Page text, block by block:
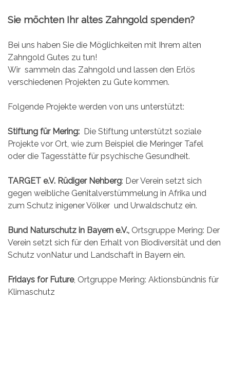
Sie möchten Ihr altes Zahngold spenden?
Bei uns haben Sie die Möglichkeiten mit Ihrem alten
Zahngold Gutes zu tun!
Wir sammeln das Zahngold und lassen den Erlös
verschiedenen Projekten zu Gute kommen.
Folgende Projekte werden von uns unterstützt:
Stiftung für Mering: Die Stiftung unterstützt soziale
Projekte vor Ort, wie zum Beispiel die Meringer Tafel
oder die Tagesstätte für psychische Gesundheit.
TARGET e.V. Rüdiger Nehberg: Der Verein setzt sich
gegen weibliche Genitalverstümmelung in Afrika und
zum Schutz inigener Völker und Urwaldschutz ein.
Bund Naturschutz in Bayern e.V., Ortsgruppe Mering: Der
Verein setzt sich für den Erhalt von Biodiversität und den
Schutz vonNatur und Landschaft in Bayern ein.
Fridays for Future, Ortgruppe Mering: Aktionsbündnis für
Klimaschutz